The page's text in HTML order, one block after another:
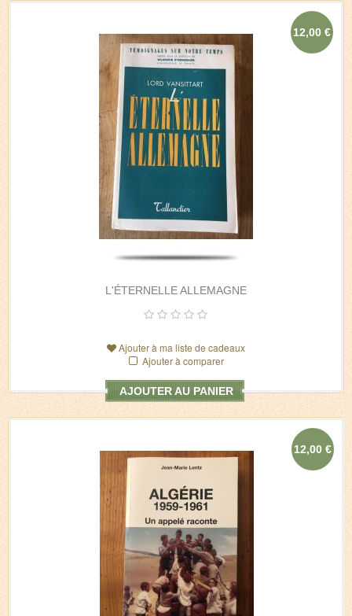
L'ÉTERNELLE ALLEMAGNE
12,00 €
Ajouter à ma liste de cadeaux
Ajouter à comparer
AJOUTER AU PANIER
12,00 €